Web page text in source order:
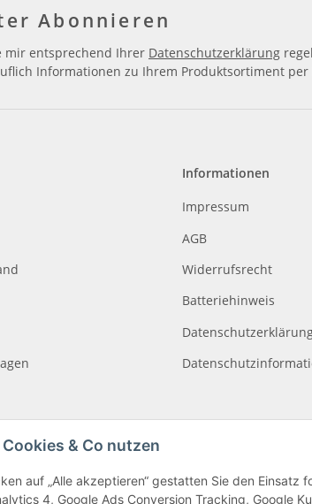
& Co nutzen
auf „Alle akzeptieren“ gestatten Sie den
4, Google Ads Conversion Tracking, Google
Abonnieren
mir entsprechend Ihrer Datenschutzerklärung
Informationen zu Ihrem Produktsortiment per
Informationen
Impressum
AGB
Widerrufsrecht
Batteriehinweis
widerrufen